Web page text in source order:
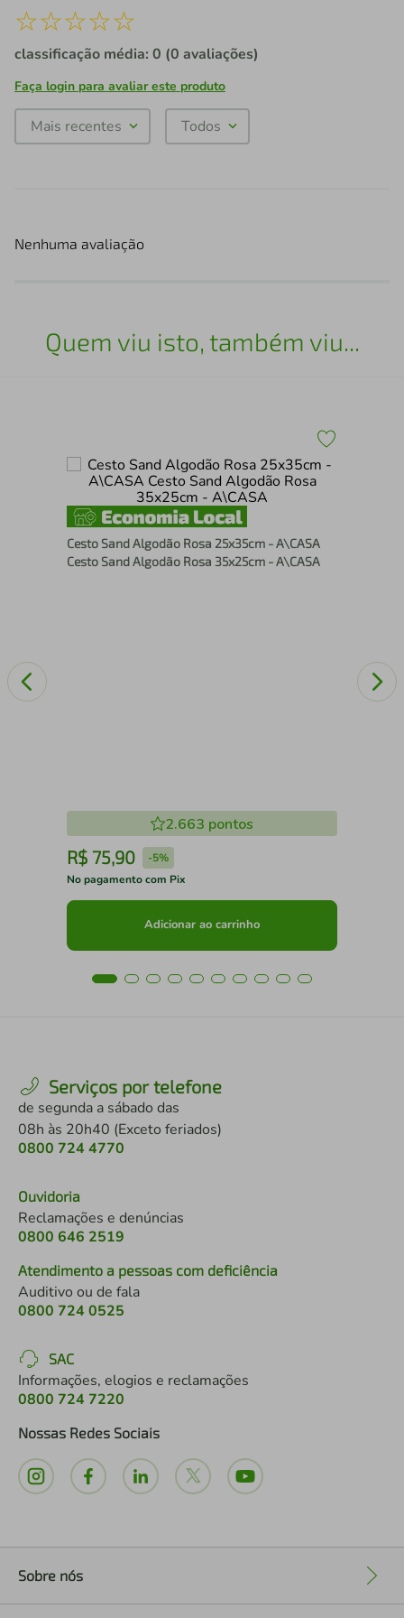
☆☆☆☆☆
classificação média: 0 (0 avaliações)
Faça login para avaliar este produto
Mais recentes Todos
Nenhuma avaliação
Quem viu isto, também viu...
Cesto Sand Algodão Rosa 25x35cm - A\CASA
Cesto Sand Algodão Rosa 35x25cm - A\CASA
2.663 pontos
R$ 75,90 -5%
No pagamento com Pix
Adicionar ao carrinho
Serviços por telefone
de segunda a sábado das
08h às 20h40 (Exceto feriados)
0800 724 4770
Ouvidoria
Reclamações e denúncias
0800 646 2519
Atendimento a pessoas com deficiência
Auditivo ou de fala
0800 724 0525
SAC
Informações, elogios e reclamações
0800 724 7220
Nossas Redes Sociais
Sobre nós